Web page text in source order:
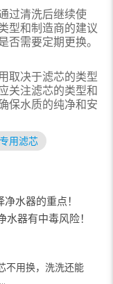
过清洗后继续使
型和制造商的建议
否需要定期更换。
决于滤芯的类型
关注滤芯的类型和
保水质的纯净和安
专用滤芯
水器的重点！
器有中毒风险！
不用换，洗洗还能